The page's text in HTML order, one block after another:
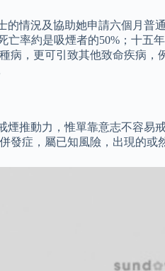
情況及協助她申請六個月
率約是吸煙者的50%；十
病，更可引致其他致命疾病
推動力，惟單靠意志不容
症，屬已知風險，出現的或